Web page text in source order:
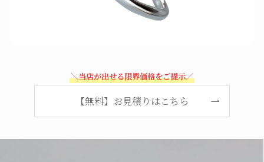
＼当店が出せる限界価格をご提示／
【無料】お見積りはこちら